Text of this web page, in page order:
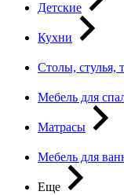
Детские
Кухни
Столы, стулья,
Мебель для
Матрасы
Мебель для
Еще